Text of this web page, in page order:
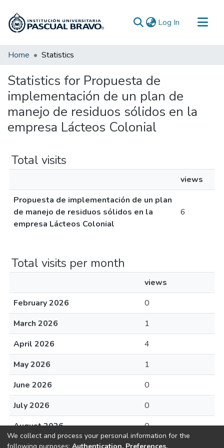
Log In (current)
Communities & Collections
Home Statistics
Statistics for Propuesta de
implementación de un plan de
manejo de residuos sólidos en la
empresa Lácteos Colonial
Total visits
views
Propuesta de implementación de un plan
de manejo de residuos sólidos en la
empresa Lácteos Colonial
6
Total visits per month
views
February 2026
0
March 2026
1
April 2026
4
May 2026
1
June 2026
0
July 2026
0
August 2026
0
We collect and process your personal information for the